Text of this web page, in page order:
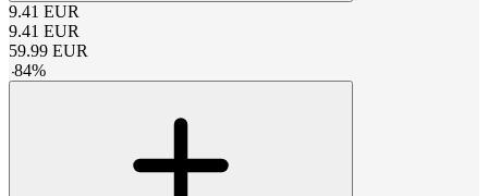
9.41 EUR
9.41 EUR
59.99 EUR
-84%